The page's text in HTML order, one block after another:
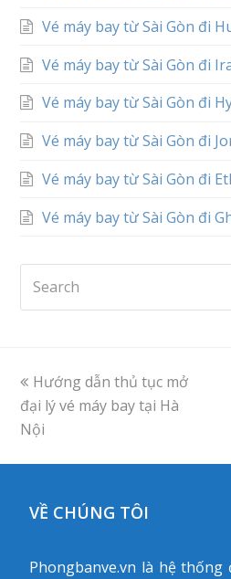
Vé máy bay từ Sài Gòn đi
Vé máy bay từ Sài Gòn đi
Vé máy bay từ Sài Gòn đi
Vé máy bay từ Sài Gòn đi
Vé máy bay từ Sài Gòn đi
Vé máy bay từ Sài Gòn đi
previous
post:
Hướng dẫn thủ tục mở
đại lý vé máy bay tại Hà
Nội
VỀ CHÚNG TÔI
Phongbanve.vn là hệ thống